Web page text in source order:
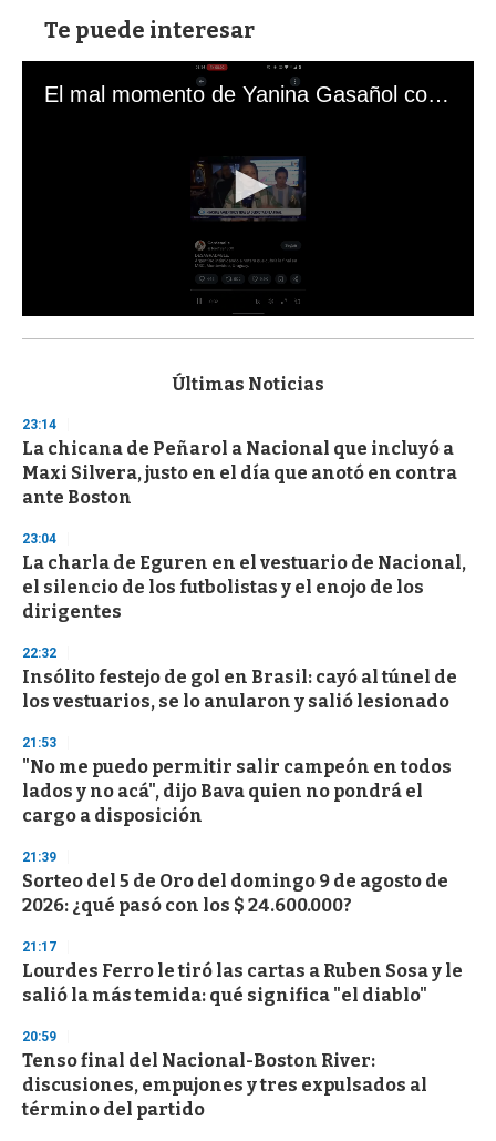
Te puede interesar
El mal momento de Yanina Gasañol con un hincha argentino en "Subrayado"
s
d
s
o
f
3
s
e
c
o
n
Últimas Noticias
23:14
La chicana de Peñarol a Nacional que incluyó a
Maxi Silvera, justo en el día que anotó en contra
ante Boston
23:04
La charla de Eguren en el vestuario de Nacional,
el silencio de los futbolistas y el enojo de los
dirigentes
22:32
Insólito festejo de gol en Brasil: cayó al túnel de
los vestuarios, se lo anularon y salió lesionado
21:53
"No me puedo permitir salir campeón en todos
lados y no acá", dijo Bava quien no pondrá el
cargo a disposición
21:39
Sorteo del 5 de Oro del domingo 9 de agosto de
2026: ¿qué pasó con los $ 24.600.000?
21:17
Lourdes Ferro le tiró las cartas a Ruben Sosa y le
salió la más temida: qué significa "el diablo"
20:59
Tenso final del Nacional-Boston River:
discusiones, empujones y tres expulsados al
término del partido